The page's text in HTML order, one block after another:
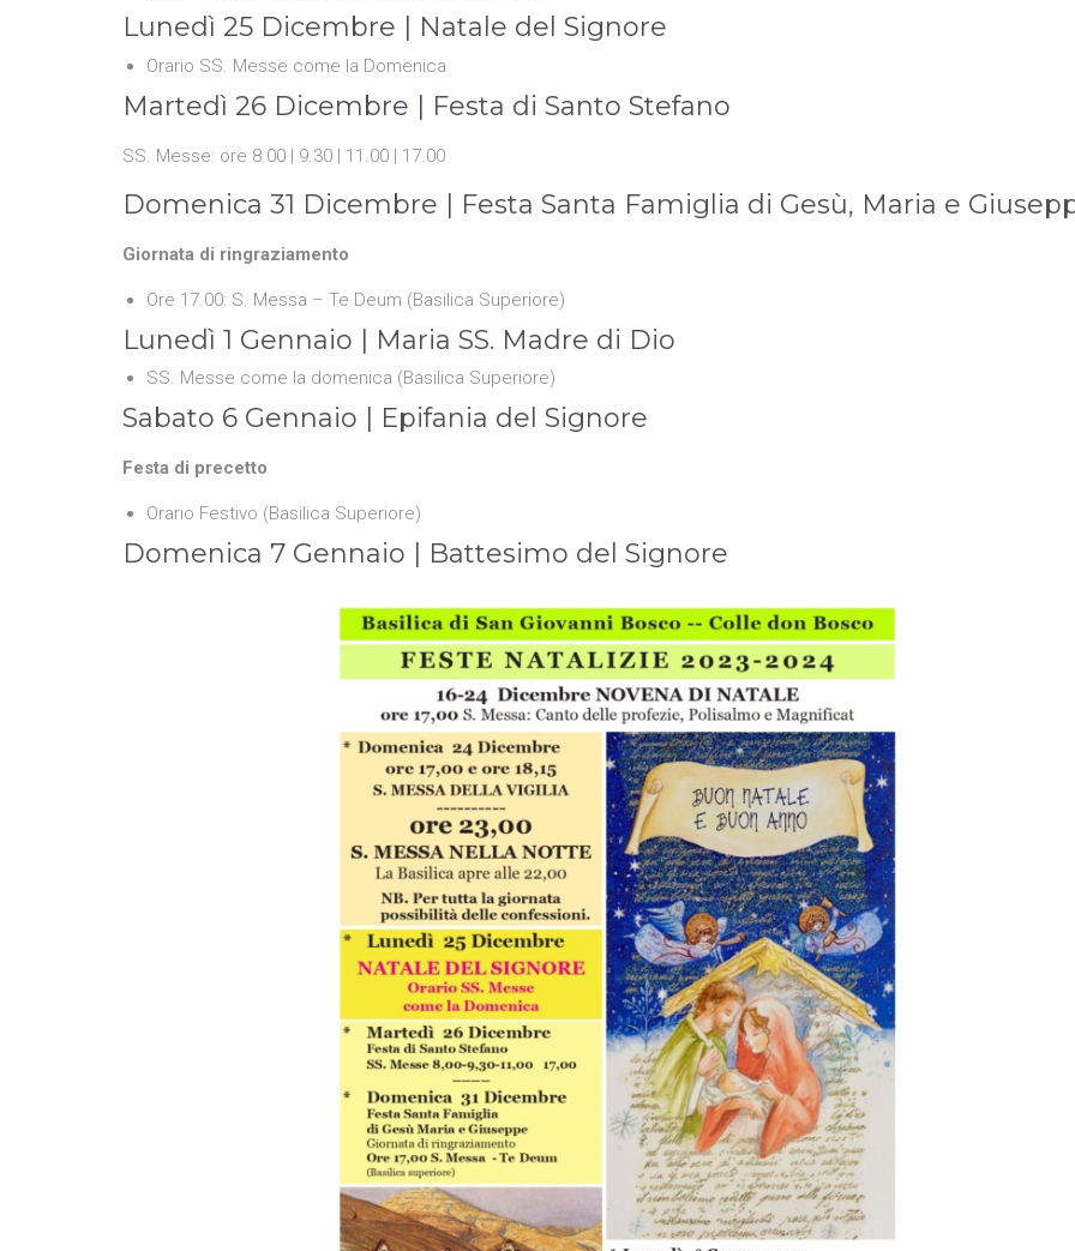
Lunedì 25 Dicembre | Natale del Signore
Orario SS. Messe come la Domenica
Martedì 26 Dicembre | Festa di Santo Stefano
SS. Messe: ore 8.00 | 9.30 | 11.00 | 17.00
Domenica 31 Dicembre | Festa Santa Famiglia di Gesù, Maria e
Giornata di ringraziamento
Ore 17.00: S. Messa – Te Deum (Basilica Superiore)
Lunedì 1 Gennaio | Maria SS. Madre di Dio
SS. Messe come la domenica (Basilica Superiore)
Sabato 6 Gennaio | Epifania del Signore
Festa di precetto
Orario Festivo (Basilica Superiore)
Domenica 7 Gennaio | Battesimo del Signore